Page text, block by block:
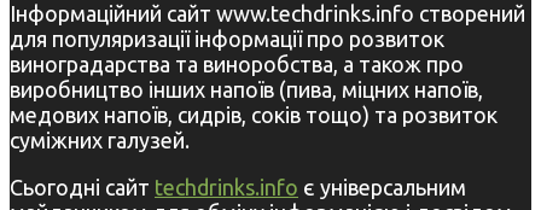
Інформаційний сайт www.techdrinks.info створений
для популяризації інформації про розвиток
виноградарства та виноробства, а також про
виробництво інших напоїв (пива, міцних напоїв,
медових напоїв, сидрів, соків тощо) та розвиток
суміжних галузей.
Сьогодні сайт techdrinks.info є універсальним